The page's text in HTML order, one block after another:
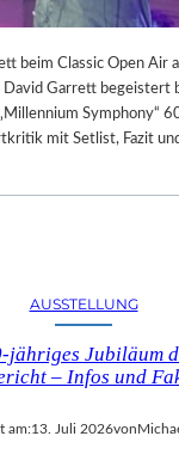
beim Classic Open Air
David Garrett begeistert
Symphony“
mit Setlist, Fazit
AUSSTELLUNG
jähriges Jubiläum
– Infos und
am:13. Juli 2026von